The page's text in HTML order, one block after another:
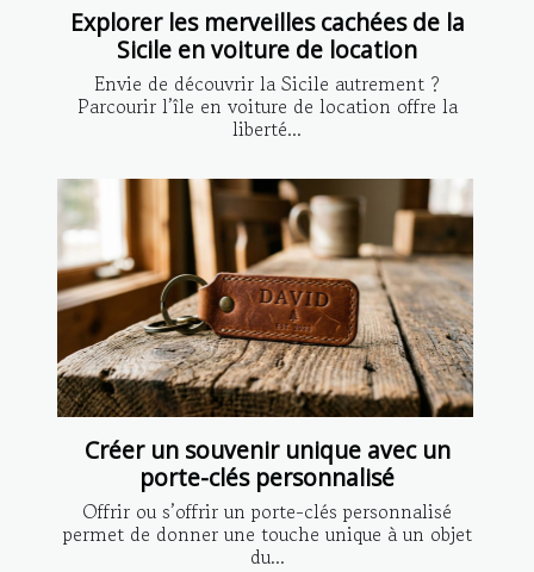
Explorer les merveilles cachées de la
Sicile en voiture de location
Envie de découvrir la Sicile autrement ?
Parcourir l’île en voiture de location offre la
liberté...
Créer un souvenir unique avec un
porte-clés personnalisé
Offrir ou s’offrir un porte-clés personnalisé
permet de donner une touche unique à un objet
du...